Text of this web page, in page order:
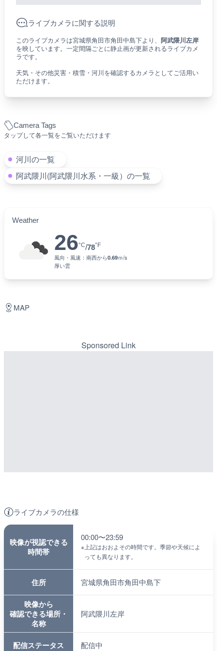
Camera Tags
タップして各一覧をご覧いただけます
河川の一覧
阿武隈川(阿武隈川水系・一級）の一覧
Weather
26°C/78°F
風向・風速： 南西から0.69ｍ/s
厚い雲
ライブカメラに関する説明
このライブカメラは宮城県角田市角田中島下より、 阿武隈川左岸
を映しています。一定間隔ごとに静止画が更新されるライブカメ
ラです。
天気・その他災害・積雪・河川を確認するカメラとしてご活用い
ただけます。
ライブカメラの仕様
映像が視認できる
時間帯
00:00〜23:59
※ 上記はおおよその時間です。季節や天候によ
っても異なります。
住所 宮城県角田市角田中島下
映像から
確認できる場所・
名称
阿武隈川左岸
配信ステータス 配信中
MAP
Sponsored Link